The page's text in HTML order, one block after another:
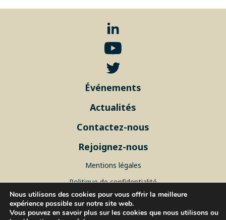
Événements
Actualités
Contactez-nous
Rejoignez-nous
Mentions légales
Politique de confidentialité
Plan du site
Nous utilisons des cookies pour vous offrir la meilleure
expérience possible sur notre site web.
Vous pouvez en savoir plus sur les cookies que nous utilisons ou